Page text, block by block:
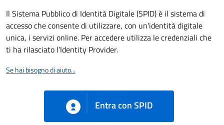
Il Sistema Pubblico di Identità Digitale (SPID) è il sistema di
accesso che consente di utilizzare, con un'identità digitale
unica, i servizi online. Per accedere utilizza le credenziali che
ti ha rilasciato l’Identity Provider.
Se hai bisogno di aiuto...
Entra con SPID